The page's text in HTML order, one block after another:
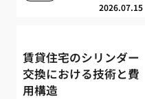
2026.07.15
賃貸住宅のシリンダー
交換における技術と費
用構造